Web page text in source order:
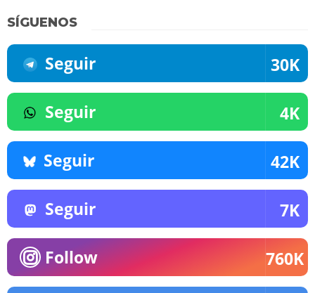
SÍGUENOS
Seguir 30K
Seguir 4K
Seguir 42K
Seguir 7K
Follow 760K